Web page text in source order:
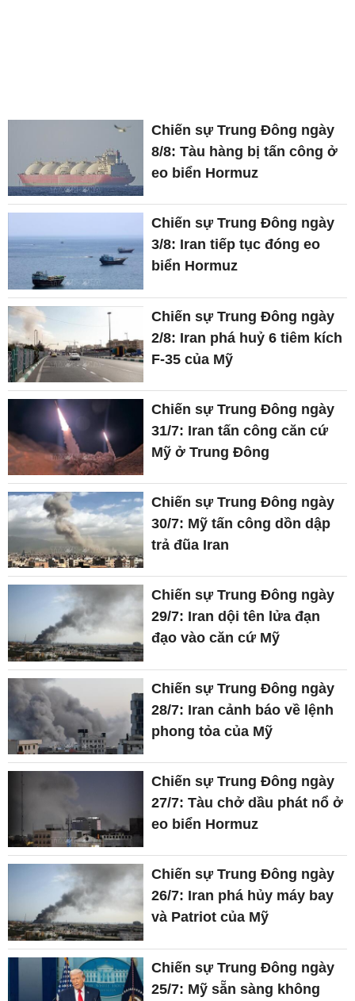
Chiến sự Trung Đông ngày
8/8: Tàu hàng bị tấn công ở
eo biển Hormuz
Chiến sự Trung Đông ngày
3/8: Iran tiếp tục đóng eo
biển Hormuz
Chiến sự Trung Đông ngày
2/8: Iran phá huỷ 6 tiêm kích
F-35 của Mỹ
Chiến sự Trung Đông ngày
31/7: Iran tấn công căn cứ
Mỹ ở Trung Đông
Chiến sự Trung Đông ngày
30/7: Mỹ tấn công dồn dập
trả đũa Iran
Chiến sự Trung Đông ngày
29/7: Iran dội tên lửa đạn
đạo vào căn cứ Mỹ
Chiến sự Trung Đông ngày
28/7: Iran cảnh báo về lệnh
phong tỏa của Mỹ
Chiến sự Trung Đông ngày
27/7: Tàu chở dầu phát nổ ở
eo biển Hormuz
Chiến sự Trung Đông ngày
26/7: Iran phá hủy máy bay
và Patriot của Mỹ
Chiến sự Trung Đông ngày
25/7: Mỹ sẵn sàng không